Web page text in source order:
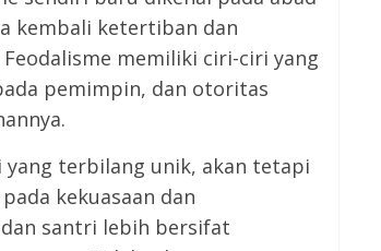
kembali ketertiban dan
Feodalisme memiliki ciri-ciri yang
pemimpin, dan otoritas
terbilang unik, akan tetapi
kekuasaan dan
santri lebih bersifat